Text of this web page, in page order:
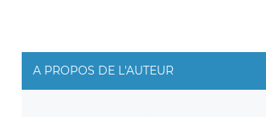
A PROPOS DE L'AUTEUR